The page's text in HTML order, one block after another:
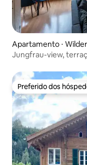
Apartamento ⋅
Jungfrau-view,
Preferido dos
Preferido dos